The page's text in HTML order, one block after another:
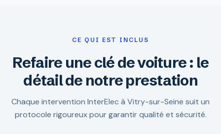
CE QUI EST INCLUS
Refaire une clé de voiture : le
détail de notre prestation
Chaque intervention InterElec à Vitry-sur-Seine suit un
protocole rigoureux pour garantir qualité et sécurité.